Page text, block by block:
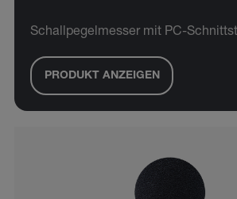
Schallpegelmesser mit PC-
PRODUKT ANZEIGEN